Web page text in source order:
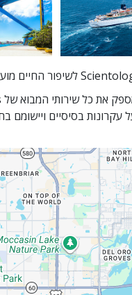
עקרונות בסיסיים ויישומם